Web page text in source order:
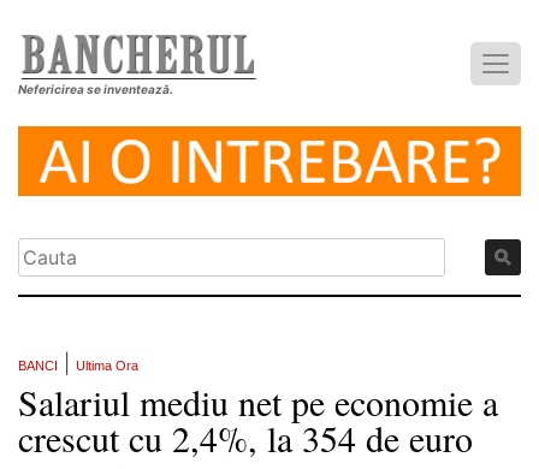
Nefericirea se inventează.
BANCI Ultima Ora
Salariul mediu net pe economie a
crescut cu 2,4%, la 354 de euro